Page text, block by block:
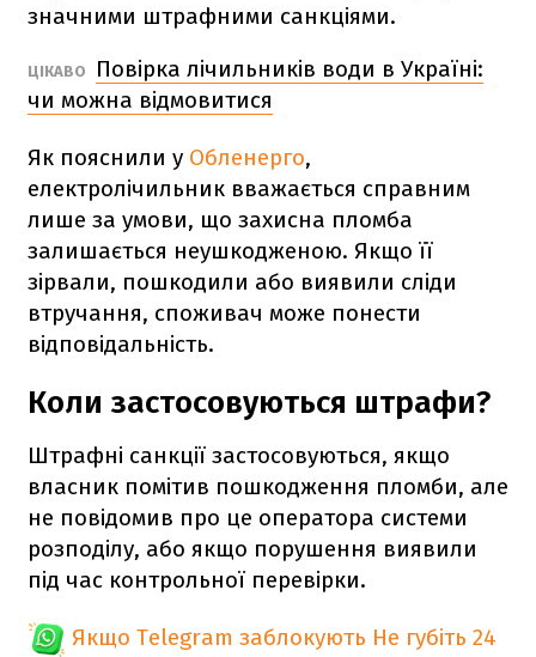
значними штрафними санкціями.
ЦІКАВО
Повірка лічильників води в Україні:
чи можна відмовитися
Як пояснили у Обленерго,
електролічильник вважається справним
лише за умови, що захисна пломба
залишається неушкодженою. Якщо її
зірвали, пошкодили або виявили сліди
втручання, споживач може понести
відповідальність.
Коли застосовуються штрафи?
Штрафні санкції застосовуються, якщо
власник помітив пошкодження пломби, але
не повідомив про це оператора системи
розподілу, або якщо порушення виявили
під час контрольної перевірки.
Якщо Telegram заблокують Не губіть 24